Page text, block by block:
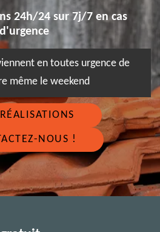
24h/24 sur 7j/7 en cas
d'urgence
en toutes urgence de
même le weekend
NOUS !